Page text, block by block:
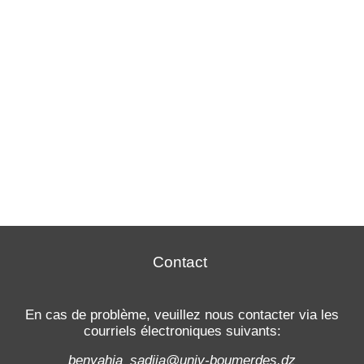
Contact
En cas de problème, veuillez nous contacter via les
courriels électroniques suivants:
benyahia_sadjia@univ-boumerdes.dz